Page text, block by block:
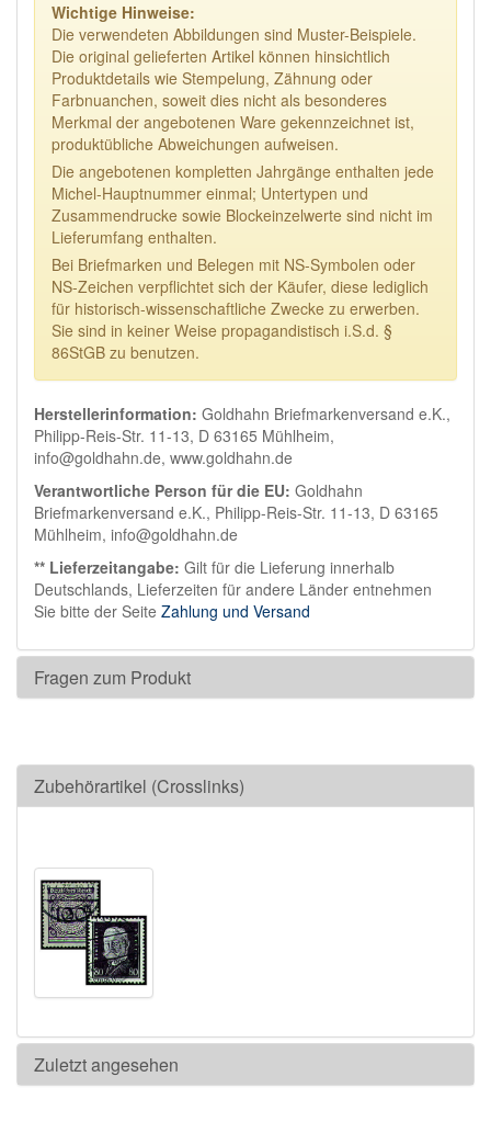
Wichtige Hinweise:
Die verwendeten Abbildungen sind Muster-Beispiele.
Die original gelieferten Artikel können hinsichtlich
Produktdetails wie Stempelung, Zähnung oder
Farbnuanchen, soweit dies nicht als besonderes
Merkmal der angebotenen Ware gekennzeichnet ist,
produktübliche Abweichungen aufweisen.
Die angebotenen kompletten Jahrgänge enthalten jede
Michel-Hauptnummer einmal; Untertypen und
Zusammendrucke sowie Blockeinzelwerte sind nicht im
Lieferumfang enthalten.
Bei Briefmarken und Belegen mit NS-Symbolen oder
NS-Zeichen verpflichtet sich der Käufer, diese lediglich
für historisch-wissenschaftliche Zwecke zu erwerben.
Sie sind in keiner Weise propagandistisch i.S.d. §
86StGB zu benutzen.
Herstellerinformation: Goldhahn Briefmarkenversand e.K.,
Philipp-Reis-Str. 11-13, D 63165 Mühlheim,
info@goldhahn.de, www.goldhahn.de
Verantwortliche Person für die EU: Goldhahn
Briefmarkenversand e.K., Philipp-Reis-Str. 11-13, D 63165
Mühlheim, info@goldhahn.de
** Lieferzeitangabe: Gilt für die Lieferung innerhalb
Deutschlands, Lieferzeiten für andere Länder entnehmen
Sie bitte der Seite Zahlung und Versand
Fragen zum Produkt
Zubehörartikel (Crosslinks)
Zuletzt angesehen